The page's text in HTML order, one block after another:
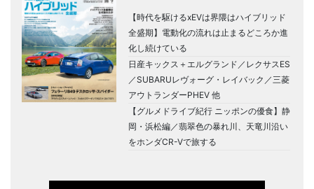
【時代を駆けるxEVは界隈はハイブリッド
全盛期】電動化の流れは止まるどころか進
化し続けている
日産キックス＋エルグランド／レクサスES
／SUBARUレヴォーグ・レイバック／三菱
アウトランダーPHEV 他
【グルメドライブ紀行 ニッポンの優食】静
岡・浜松編／翡翠色の暴れ川、天竜川沿い
をホンダCR-Vで旅する